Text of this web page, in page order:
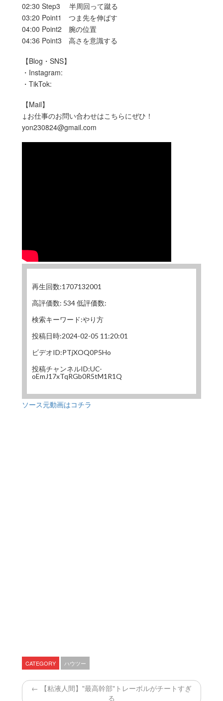
02:30 Step3 半周回って蹴る
03:20 Point1 つま先を伸ばす
04:00 Point2 腕の位置
04:36 Point3 高さを意識する
【Blog・SNS】
・Instagram:
・TikTok:
【Mail】
↓お仕事のお問い合わせはこちらにぜひ！
yon230824@gmail.com
再生回数:1707132001
高評価数: 534 低評価数:
検索キーワード:やり方
投稿日時:2024-02-05 11:20:01
ビデオID:PTjXOQ0P5Ho
投稿チャンネルID:UC-
oEmJ17xTqRGb0R5tM1R1Q
ソース元動画はコチラ
CATEGORY ハウツー
← 【粘液人間】"最高幹部"トレーボルがチートすぎ
る